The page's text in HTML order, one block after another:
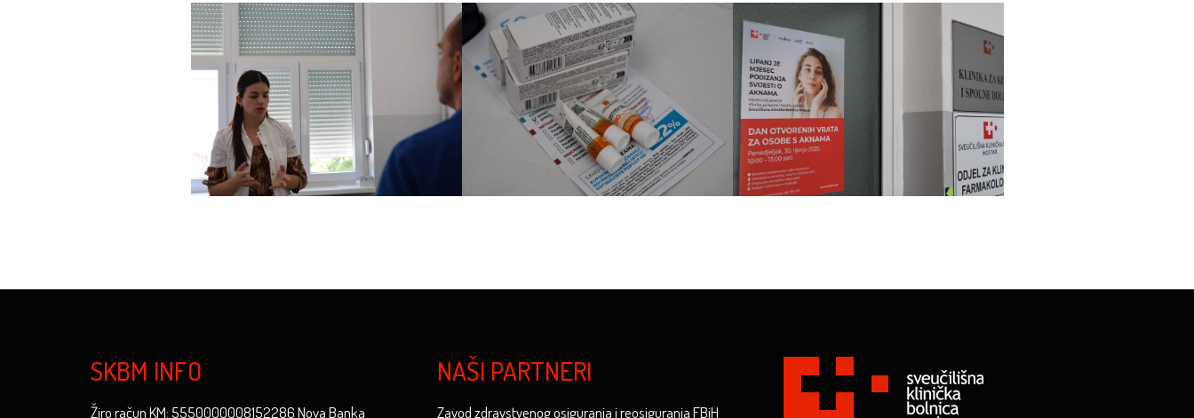
SKBM INFO
Žiro račun KM: 5550000008152286 Nova Banka
NAŠI PARTNERI
Zavod zdravstvenog osiguranja i reosiguranja FBiH